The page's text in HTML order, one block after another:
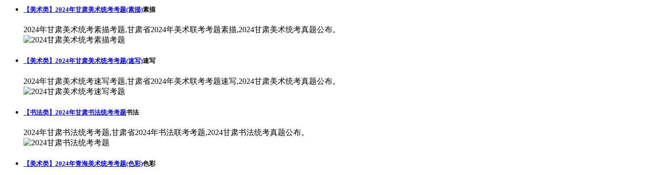
【美术类】2024年甘肃美术统考考题(素描)素描
2024年甘肃美术统考素描考题,甘肃省2024年美术联考考题素描,2024甘肃美术统考真题公布。
【美术类】2024年甘肃美术统考考题(速写)速写
2024年甘肃美术统考速写考题,甘肃省2024年美术联考考题速写,2024甘肃美术统考真题公布。
【书法类】2024年甘肃书法统考考题书法
2024年甘肃书法统考考题,甘肃省2024年书法联考考题,2024甘肃书法统考真题公布。
【美术类】2024年青海美术统考考题(色彩)色彩